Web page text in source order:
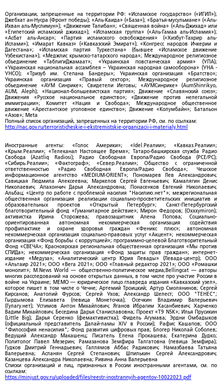
Организации, запрещенные на территории РФ: «Исламское государство» («ИГИЛ»);
Джебхат ан-Нусра (Фронт победы); «Аль-Каида» («База»); «Братья-мусульмане» («Аль-
Ихван аль-Муслимун»); «Движение Талибан»; «Священная война» («Аль-Джихад» или
«Египетский исламский джихад»); «Исламская группа» («Аль-Гамаа аль-Исламия»);
«Асбат аль-Ансар»; «Партия исламского освобождения» («Хизбут-Тахрир аль-
Ислами»); «Имарат Кавказ» («Кавказский Эмират»); «Конгресс народов Ичкерии и
Дагестана»; «Исламская партия Туркестана» (бывшее «Исламское движение
Узбекистана»); «Меджлис крымско-татарского народа»; Международное религиозное
объединение «ТаблигиДжамаат»; «Украинская повстанческая армия» (УПА);
«Украинская национальная ассамблея – Украинская народная самооборона» (УНА -
УНСО); «Тризуб им. Степана Бандеры»; Украинская организация «Братство»;
Украинская организация «Правый сектор»; Международное религиозное
объединение «АУМ Синрике»; Свидетели Иеговы; «АУМСинрике» (AumShinrikyo,
AUM, Aleph); «Национал-большевистская партия»; Движение «Славянский союз»;
Движения «Русское национальное единство»; «Движение против нелегальной
иммиграции»; Комитет «Нация и Свобода»; Международное общественное
движение «Арестантское уголовное единство»; Движение «Колумбайн»; Батальон
«Азов»; Meta
Полный список организаций, запрещенных на территории РФ, см. по ссылкам:
http://nac.gov.ru/terroristicheskie-i-ekstremistskie-organizacii-i-materialy.html
Иностранные агенты: «Голос Америки»; «Idel.Реалии»; «Кавказ.Реалии»;
«Крым.Реалии»; «Телеканал Настоящее Время»; Татаро-башкирская служба Радио
Свобода (Azatliq Radiosi); Радио Свободная Европа/Радио Свобода (PCE/PC);
«Сибирь.Реалии»; «Фактограф»; «Север.Реалии»; Общество с ограниченной
ответственностью «Радио Свободная Европа/Радио Свобода»; Чешское
информационное агентство «MEDIUM-ORIENT»; Пономарев Лев Александрович;
Савицкая Людмила Алексеевна; Маркелов Сергей Евгеньевич; Камалягин Денис
Николаевич; Апахончич Дарья Александровна; Понасенков Евгений Николаевич;
Альбац; «Центр по работе с проблемой насилия "Насилию.нет"»; межрегиональная
общественная организация реализации социально-просветительских инициатив и
образовательных проектов «Открытый Петербург»; Санкт-Петербургский
благотворительный фонд «Гуманитарное действие»; Мирон Федоров; (Oxxxymiron);
активистка Ирина Сторожева; правозащитник Алена Попова; Социально-
ориентированная автономная некоммерческая организация содействия
профилактике и охране здоровья граждан «Феникс плюс»; автономная
некоммерческая организация социально-правовых услуг «Акцент»; некоммерческая
организация «Фонд борьбы с коррупцией»; программно-целевой Благотворительный
Фонд «СВЕЧА»; Красноярская региональная общественная организация «Мы против
СПИДа»; некоммерческая организация «Фонд защиты прав граждан»; интернет-
издание «Медуза»; «Аналитический центр Юрия Левады» (Левада-центр); ООО
«Альтаир 2021»; ООО «Вега 2021»; ООО «Главный редактор 2021»; ООО «Ромашки
монолит»; M.News World — общественно-политическое медиа;Bellingcat — авторы
многих расследований на основе открытых данных, в том числе про участие России в
войне на Украине; МЕМО — юридическое лицо главреда издания «Кавказский узел»,
которое пишет в том числе о Чечне; Артемий Троицкий; Артур Смолянинов; Сергей
Кирсанов; Анатолий Фурсов; Сергей Ухов; Александр Шелест; ООО "ТЕНЕС";
Гырдымова Елизавета (певица Монеточка); Осечкин Владимир Валерьевич
(Гулагу.нет); Устимов Антон Михайлович; Яганов Ибрагим Хасанбиевич; Харченко
Вадим Михайлович; Беседина Дарья Станиславовна; Проект «T9 NSK»; Илья Прусикин
(Little Big); Дарья Серенко (фемактивистка); Фидель Агумава; Эрдни Омбадыков
(официальный представитель Далай-ламы XIV в России); Рафис Кашапов; ООО
"Философия ненасилия"; Фонд развития цифровых прав; Блогер Николай Соболев;
Ведущий Александр Макашенц; Писатель Елена Прокашева; Екатерина Дудко;
Политолог Павел Мезерин; Рамазанова Земфира Талгатовна (певица Земфира);
Гудков Дмитрий Геннадьевич; Галлямов Аббас Радикович; Намазбаева Татьяна
Валерьевна; Асланян Сергей Степанович; Шпилькин Сергей Александрович;
Казанцева Александра Николаевна; Ривина Анна Валерьевна
Списки организаций и лиц, признанных в России иностранными агентами, см. по
ссылкам:
https://minjust.gov.ru/uploaded/files/reestr-inostrannyih-agentov-10022023.pdf